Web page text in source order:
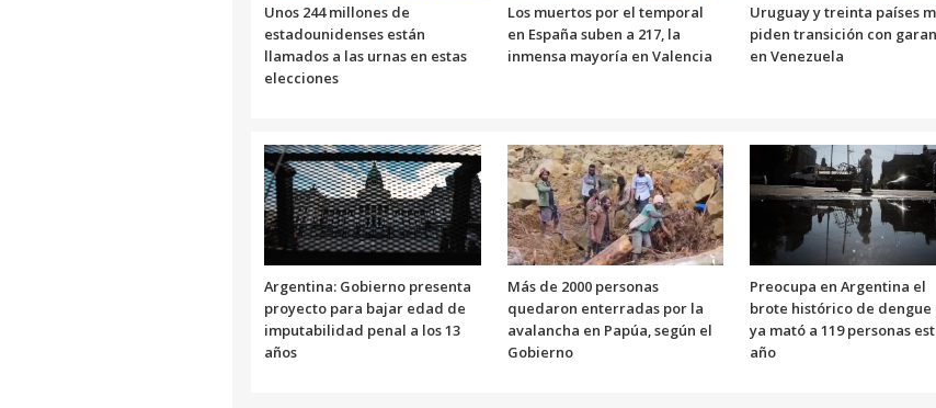
Unos 244 millones de
estadounidenses están
llamados a las urnas en estas
elecciones
Los muertos por el temporal
en España suben a 217, la
inmensa mayoría en Valencia
Uruguay y treinta países
piden transición con
en Venezuela
Argentina: Gobierno presenta
proyecto para bajar edad de
imputabilidad penal a los 13
años
Más de 2000 personas
quedaron enterradas por la
avalancha en Papúa, según el
Gobierno
Preocupa en Argentina el
brote histórico de dengue
ya mató a 119 personas
año